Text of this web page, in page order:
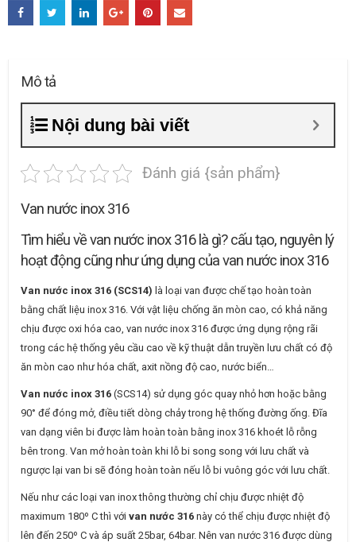
Mô tả
Nội dung bài viết
Đánh giá {sản phẩm}
Van nước inox 316
Tìm hiểu về van nước inox 316 là gì? cấu tạo, nguyên lý
hoạt động cũng như ứng dụng của van nước inox 316
Van nước inox 316 (SCS14) là loại van được chế tạo hoàn toàn
bằng chất liệu inox 316. Với vật liệu chống ăn mòn cao, có khả năng
chịu được oxi hóa cao, van nước inox 316 được ứng dụng rộng rãi
trong các hệ thống yêu cầu cao về kỹ thuật dẫn truyền lưu chất có độ
ăn mòn cao như hóa chất, axit nồng độ cao, nước biển…
Van nước inox 316 (SCS14) sử dụng góc quay nhỏ hơn hoặc bằng
90° để đóng mở, điều tiết dòng chảy trong hệ thống đường ống. Đĩa
van dạng viên bi được làm hoàn toàn bằng inox 316 khoét lỗ rỗng
bên trong. Van mở hoàn toàn khi lỗ bi song song với lưu chất và
ngược lại van bi sẽ đóng hoàn toàn nếu lỗ bi vuông góc với lưu chất.
Nếu như các loại van inox thông thường chỉ chịu được nhiệt độ
maximum 180º C thì với van nước 316 này có thể chịu được nhiệt độ
lên đến 250º C và áp suất 25bar, 64bar. Nên van nước 316 được dùng